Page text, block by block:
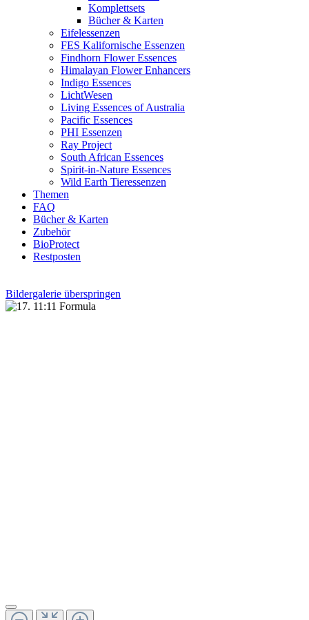
Komplettsets
Bücher & Karten
Eifelessenzen
FES Kalifornische Essenzen
Findhorn Flower Essences
Himalayan Flower Enhancers
Indigo Essences
LichtWesen
Living Essences of Australia
Pacific Essences
PHI Essenzen
Ray Project
South African Essences
Spirit-in-Nature Essences
Wild Earth Tieressenzen
Themen
FAQ
Bücher & Karten
Zubehör
BioProtect
Restposten
Bildergalerie überspringen